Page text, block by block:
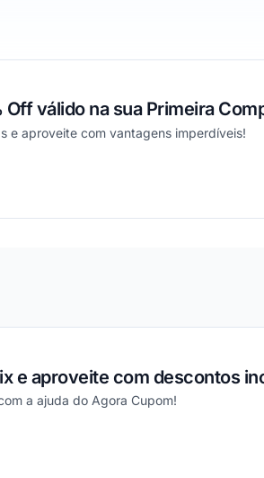
válido na sua Primeira
e aproveite com vantagens imperdíveis!
e aproveite com descontos
a ajuda do Agora Cupom!